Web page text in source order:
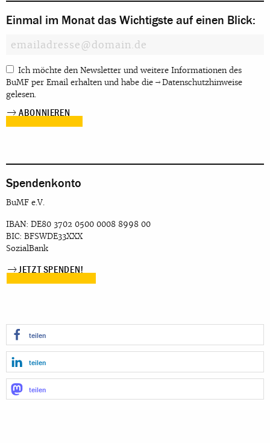
Einmal im Monat das Wichtigste auf einen Blick:
Ich möchte den Newsletter und weitere Informationen des
BuMF per Email erhalten und habe die
Datenschutzhinweise
gelesen.
Spendenkonto
BuMF e.V.
IBAN: DE80 3702 0500 0008 8998 00
BIC: BFSWDE33XXX
SozialBank
JETZT SPENDEN!
teilen
teilen
teilen